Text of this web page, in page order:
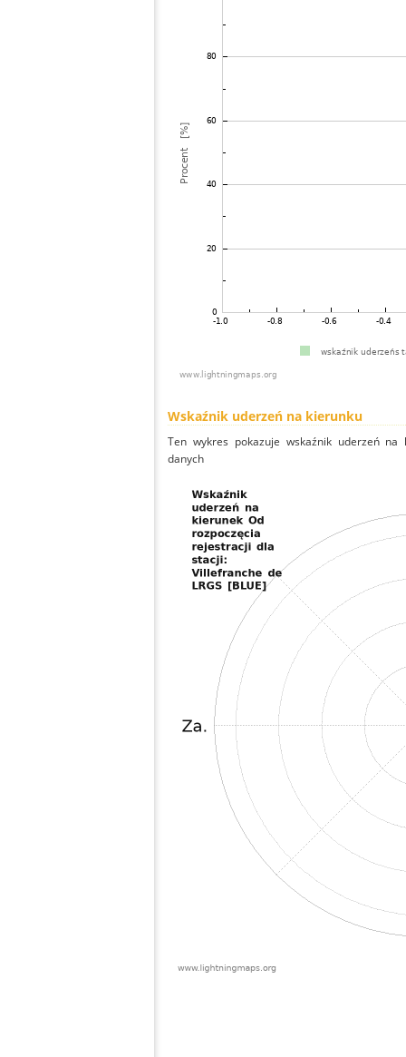
Wskaźnik uderzeń na kierunku
Ten wykres pokazuje wskaźnik uderzeń
danych